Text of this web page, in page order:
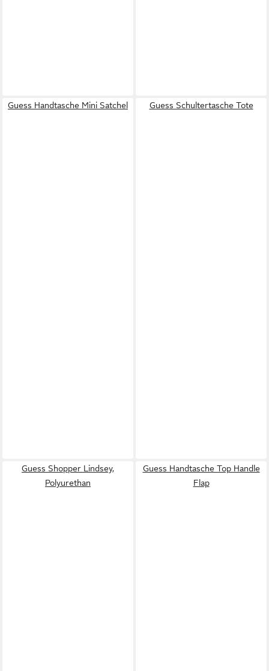
Guess Handtasche Mini Satchel Guess Schultertasche Tote
Guess Shopper Lindsey,
Polyurethan
Guess Handtasche Top Handle
Flap